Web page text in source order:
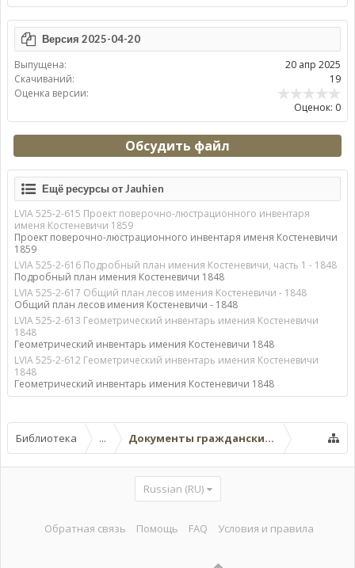
Версия 2025-04-20
Выпущена:
20 апр 2025
Скачиваний:
19
Оценка версии:
Оценок: 0
Обсудить файл
Ещё ресурсы от Jauhien
LVIA 525-2-615 Проект поверочно-люстрационного инвентаря
именя Костеневичи 1859
Проект поверочно-люстрационного инвентаря именя Костеневичи
1859
LVIA 525-2-616 Подробный план имения Костеневичи, часть 1 - 1848
Подробный план имения Костеневичи 1848
LVIA 525-2-617 Общий план лесов имения Костеневичи - 1848
Общий план лесов имения Костеневичи - 1848
LVIA 525-2-613 Геометрический инвентарь имения Костеневичи
1848
Геометрический инвентарь имения Костеневичи 1848
LVIA 525-2-612 Геометрический инвентарь имения Костеневичи
1848
Геометрический инвентарь имения Костеневичи 1848
Библиотека ... Документы гражданских ведомств
Russian (RU)
Обратная связь Помощь FAQ Условия и правила